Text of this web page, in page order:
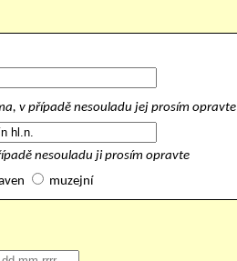
v případě nesouladu jej prosím opravte
nesouladu ji prosím opravte
muzejní